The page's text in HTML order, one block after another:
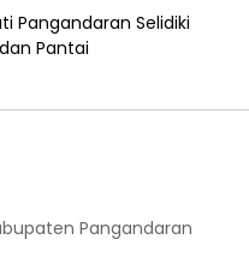
Pangandaran Selidiki
Pantai
Pangandaran